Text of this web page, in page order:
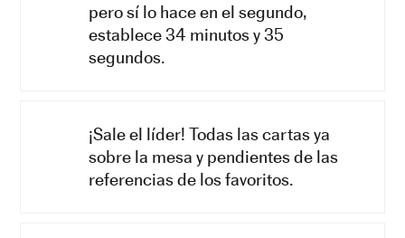
pero sí lo hace en el segundo,
establece 34 minutos y 35
segundos.
¡Sale el líder! Todas las cartas ya
sobre la mesa y pendientes de las
referencias de los favoritos.